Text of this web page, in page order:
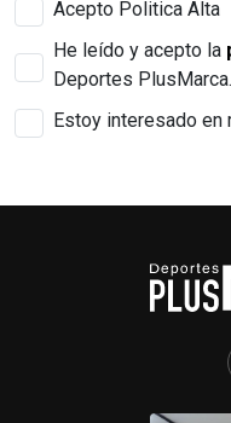
Acepto Politica Alta
He leído y acepto la
Deportes PlusMarca.
Estoy interesado en